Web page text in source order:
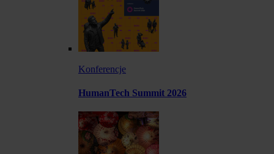
Konferencje
HumanTech Summit 2026